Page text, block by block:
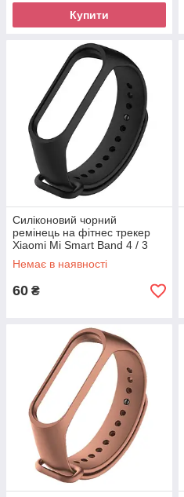
Купити
Силіконовий чорний
ремінець на фітнес трекер
Xiaomi Mi Smart Band 4 / 3
браслет аксесуар заміна
Немає в наявності
60 ₴